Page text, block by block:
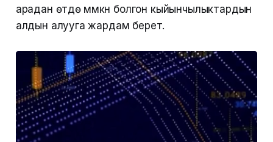
арадан өтүүдө мүмкүн болгон кыйынчылыктардын
алдын алууга жардам берет.